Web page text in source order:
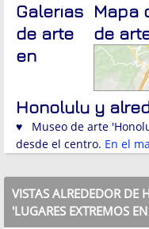
Mapa
de
Galerías
de arte
en
Honolulu y
♥ Museo de arte
desde el centro. En el
VISTAS ALREDEDOR DE
'LUGARES EXTREMOS